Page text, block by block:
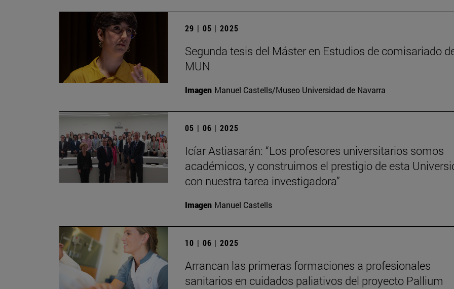
29 | 05 | 2025
Segunda tesis del Máster en Estudios de comisariado
MUN
Imagen Manuel Castells/Museo Universidad de Navarra
05 | 06 | 2025
Icíar Astiasarán: “Los profesores universitarios somos
académicos, y construimos el prestigio de esta
con nuestra tarea investigadora”
Imagen Manuel Castells
10 | 06 | 2025
Arrancan las primeras formaciones a profesionales
sanitarios en cuidados paliativos del proyecto Pallium